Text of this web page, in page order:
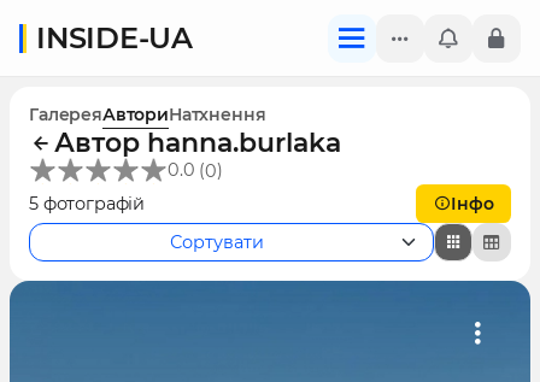
INSIDE-UA
ГалереяАвториНатхнення
Автор hanna.burlaka
0.0 (0)
5 фотографій
Інфо
Сортувати